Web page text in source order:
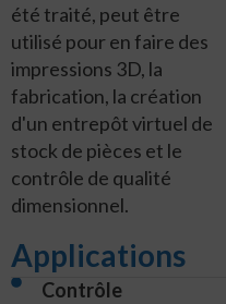
été traité, peut être
utilisé pour en faire des
impressions 3D, la
fabrication, la création
d'un entrepôt virtuel de
stock de pièces et le
contrôle de qualité
dimensionnel.
Applications
Contrôle